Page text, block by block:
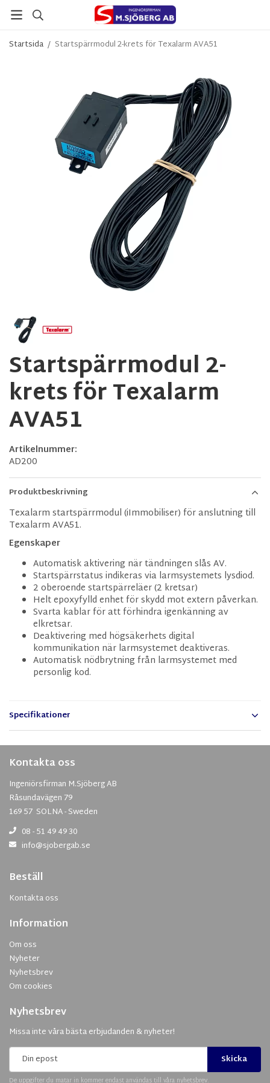
Startsida / Startspärrmodul 2-krets för Texalarm AVA51
Startspärrmodul 2-
krets för Texalarm
AVA51
Artikelnummer:
AD200
Produktbeskrivning
Specifikationer
Texalarm startspärrmodul (iImmobiliser) för anslutning till
Texalarm AVA51.
Egenskaper
Automatisk aktivering när tändningen slås AV.
Startspärrstatus indikeras via larmsystemets lysdiod.
2 oberoende startspärreläer (2 kretsar)
Helt epoxyfylld enhet för skydd mot extern påverkan.
Svarta kablar för att förhindra igenkänning av
elkretsar.
Deaktivering med högsäkerhets digital
kommunikation när larmsystemet deaktiveras.
Automatisk nödbrytning från larmsystemet med
personlig kod.
Kontakta oss
Ingeniörsfirman M.Sjöberg AB
Råsundavägen 79
169 57 SOLNA - Sweden
08 - 51 49 49 30
info@sjobergab.se
Beställ
Kontakta oss
Information
Om oss
Nyheter
Nyhetsbrev
Om cookies
Nyhetsbrev
Missa inte våra bästa erbjudanden & nyheter!
Skicka